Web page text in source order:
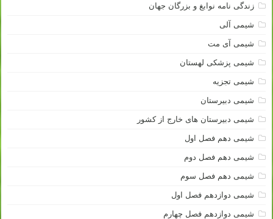
زندگی نامه نوابغ و بزرگان جهان
شیمی آلی
شیمی آی مت
شیمی پزشکی لهستان
شیمی تجزیه
شیمی دبیرستان
شیمی دبیرستان های خارج از کشور
شیمی دهم فصل اول
شیمی دهم فصل دوم
شیمی دهم فصل سوم
شیمی دوازدهم فصل اول
شیمی دوازدهم فصل چهارم